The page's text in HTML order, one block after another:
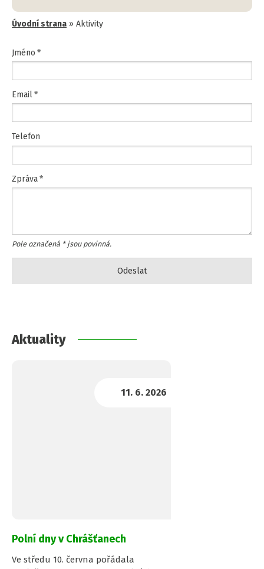
Úvodní strana » Aktivity
Jméno *
Email*
Telefon
Zpráva*
Pole označená *jsou povinná.
Aktuality
Polní dny v Chrášťanech
Ve středu 10. června pořádala